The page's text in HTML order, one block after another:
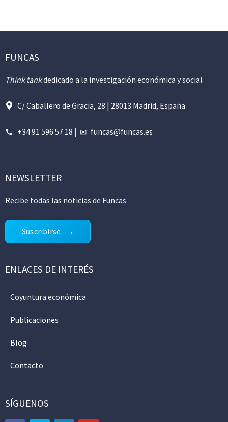
FUNCAS
Think tankdedicado a la investigación económica y social
C/ Caballero de Gracia, 28 | 28013 Madrid, España
+34 91 596 57 18 | funcas@funcas.es
NEWSLETTER
Recibe todas las noticias de Funcas
Suscribirse
ENLACES DE INTERÉS
Coyuntura económica
Publicaciones
Blog
Contacto
SÍGUENOS